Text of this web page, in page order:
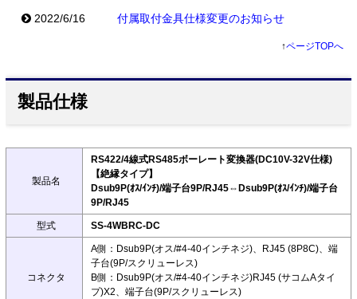
2022/6/16 付属取付金具仕様変更のお知らせ
↑ページTOPへ
製品仕様
製品名
RS422/4線式RS485ボーレート変換器(DC10V-32V仕様)
【絶縁タイプ】
Dsub9P(ｵｽ/ｲﾝﾁ)/端子台9P/RJ45⇔Dsub9P(ｵｽ/ｲﾝﾁ)/端子台
9P/RJ45
型式 SS-4WBRC-DC
コネクタ
A側：Dsub9P(オス/#4-40インチネジ)、RJ45 (8P8C)、端
子台(9P/スクリューレス)
B側：Dsub9P(オス/#4-40インチネジ)RJ45 (サコムAタイ
プ)X2、端子台(9P/スクリューレス)